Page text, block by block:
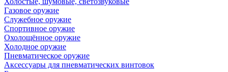
Газовое оружие
Служебное оружие
Спортивное оружие
Охолощённое оружие
Холодное оружие
Пневматическое оружие
Аксессуары для пневматических винтовок